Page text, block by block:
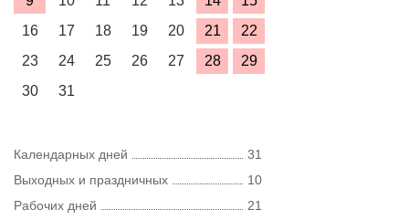
16
17 18 19 20 21
22
23
24 25 26 27 28
29
30
31
Календарных дней
31
Выходных и праздничных
10
Рабочих дней
21